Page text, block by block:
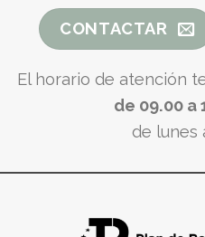
CONTACTAR
El horario de atención
de 09.00 a
de lunes